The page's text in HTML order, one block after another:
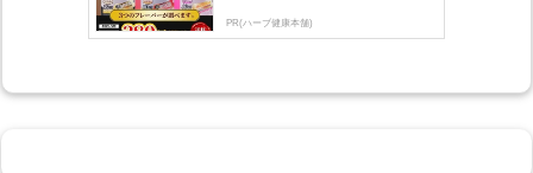
PR(ハーブ健康本舗)